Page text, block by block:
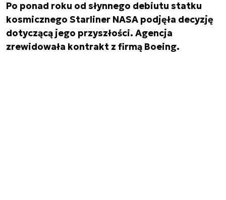
Po ponad roku od słynnego debiutu statku
kosmicznego Starliner NASA podjęła decyzję
dotyczącą jego przyszłości. Agencja
zrewidowała kontrakt z firmą Boeing.